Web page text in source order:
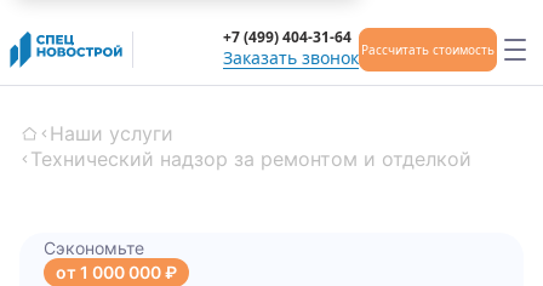
Заказать звонок
+7 (499) 404-31-64
Рассчитать стоимость
Главная
Наши услуги
Технический надзор за ремонтом и отделкой
Сэкономьте
от 1 000 000 ₽